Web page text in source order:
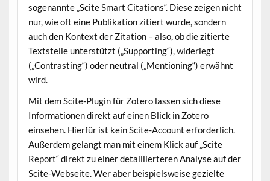
sogenannte „Scite Smart Citations“. Diese zeigen nicht
nur, wie oft eine Publikation zitiert wurde, sondern
auch den Kontext der Zitation – also, ob die zitierte
Textstelle unterstützt („Supporting“), widerlegt
(„Contrasting“) oder neutral („Mentioning“) erwähnt
wird.
Mit dem Scite-Plugin für Zotero lassen sich diese
Informationen direkt auf einen Blick in Zotero
einsehen. Hierfür ist kein Scite-Account erforderlich.
Außerdem gelangt man mit einem Klick auf „Scite
Report“ direkt zu einer detaillierteren Analyse auf der
Scite-Webseite. Wer aber beispielsweise gezielte